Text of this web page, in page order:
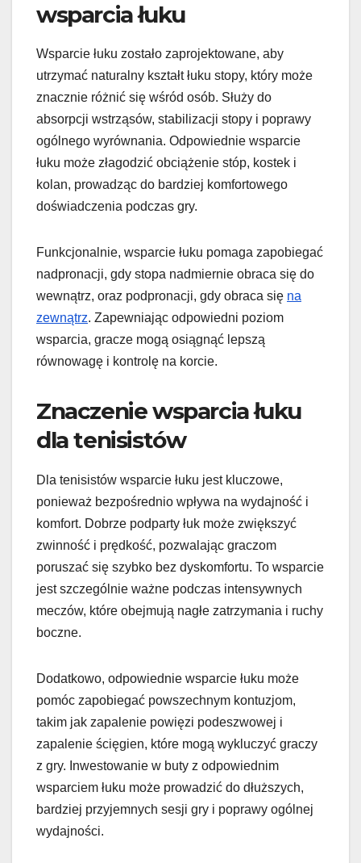
wsparcia łuku
Wsparcie łuku zostało zaprojektowane, aby
utrzymać naturalny kształt łuku stopy, który może
znacznie różnić się wśród osób. Służy do
absorpcji wstrząsów, stabilizacji stopy i poprawy
ogólnego wyrównania. Odpowiednie wsparcie
łuku może złagodzić obciążenie stóp, kostek i
kolan, prowadząc do bardziej komfortowego
doświadczenia podczas gry.
Funkcjonalnie, wsparcie łuku pomaga zapobiegać
nadpronacji, gdy stopa nadmiernie obraca się do
wewnątrz, oraz podpronacji, gdy obraca się na
zewnątrz. Zapewniając odpowiedni poziom
wsparcia, gracze mogą osiągnąć lepszą
równowagę i kontrolę na korcie.
Znaczenie wsparcia łuku
dla tenisistów
Dla tenisistów wsparcie łuku jest kluczowe,
ponieważ bezpośrednio wpływa na wydajność i
komfort. Dobrze podparty łuk może zwiększyć
zwinność i prędkość, pozwalając graczom
poruszać się szybko bez dyskomfortu. To wsparcie
jest szczególnie ważne podczas intensywnych
meczów, które obejmują nagłe zatrzymania i ruchy
boczne.
Dodatkowo, odpowiednie wsparcie łuku może
pomóc zapobiegać powszechnym kontuzjom,
takim jak zapalenie powięzi podeszwowej i
zapalenie ścięgien, które mogą wykluczyć graczy
z gry. Inwestowanie w buty z odpowiednim
wsparciem łuku może prowadzić do dłuższych,
bardziej przyjemnych sesji gry i poprawy ogólnej
wydajności.